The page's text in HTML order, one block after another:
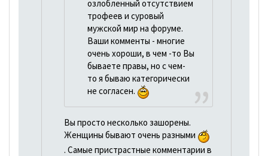
озлобленный отсутствием
трофеев и суровый
мужской мир на форуме.
Ваши комменты - многие
очень хороши, в чем -то Вы
бываете правы, но с чем-
то я бываю категорически
не согласен.
Вы просто несколько зашорены.
Женщины бывают очень разными
. Самые пристрастные комментарии в